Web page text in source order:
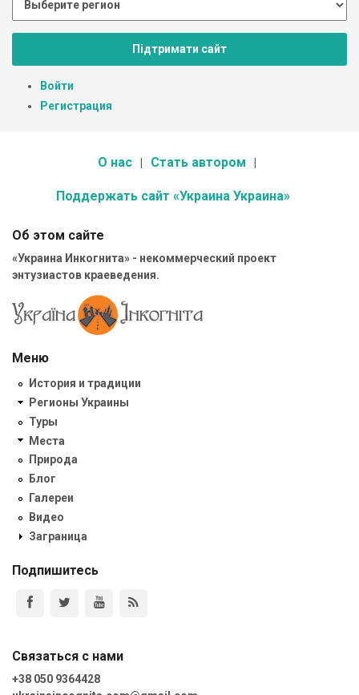
Підтримати сайт
Войти
Регистрация
О нас Стать автором
Поддержать сайт «Украина Украина»
Об этом сайте
«Украина Инкогнита» - некоммерческий проект
энтузиастов краеведения.
Меню
История и традиции
Регионы Украины
Туры
Места
Природа
Блог
Галереи
Видео
Заграница
Подпишитесь
Связаться с нами
+38 050 9364428